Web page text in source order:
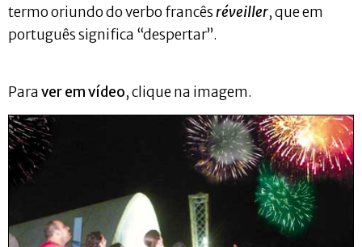
termo oriundo do verbo francêsréveiller, que em
português significa “despertar”.
Paraver em vídeo, clique na imagem.